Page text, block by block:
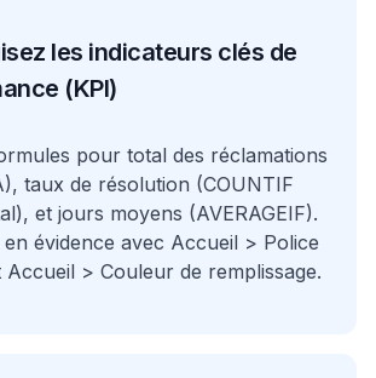
les indicateurs clés de
(KPI)
pour total des réclamations
taux de résolution (COUNTIF
et jours moyens (AVERAGEIF).
évidence avec Accueil > Police
Accueil > Couleur de remplissage.